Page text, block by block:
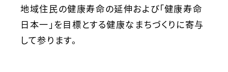
地域住民の健康寿命の延伸および「健康寿命
日本一」を目標とする健康なまちづくりに寄与
して参ります。